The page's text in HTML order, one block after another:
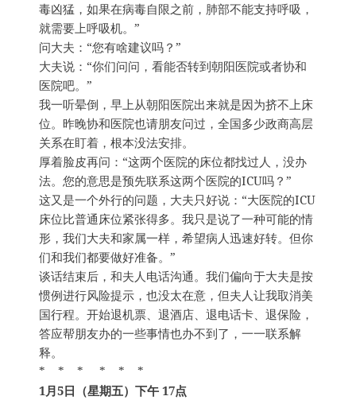
毒凶猛，如果在病毒自限之前，肺部不能支持呼吸，
就需要上呼吸机。”
问大夫：“您有啥建议吗？”
大夫说：“你们问问，看能否转到朝阳医院或者协和
医院吧。”
我一听晕倒，早上从朝阳医院出来就是因为挤不上床
位。昨晚协和医院也请朋友问过，全国多少政商高层
关系在盯着，根本没法安排。
厚着脸皮再问：“这两个医院的床位都找过人，没办
法。您的意思是预先联系这两个医院的ICU吗？”
这又是一个外行的问题，大夫只好说：“大医院的ICU
床位比普通床位紧张得多。我只是说了一种可能的情
形，我们大夫和家属一样，希望病人迅速好转。但你
们和我们都要做好准备。”
谈话结束后，和夫人电话沟通。我们偏向于大夫是按
惯例进行风险提示，也没太在意，但夫人让我取消美
国行程。开始退机票、退酒店、退电话卡、退保险，
答应帮朋友办的一些事情也办不到了，一一联系解
释。
* * * * * *
1月5日（星期五）下午 17点